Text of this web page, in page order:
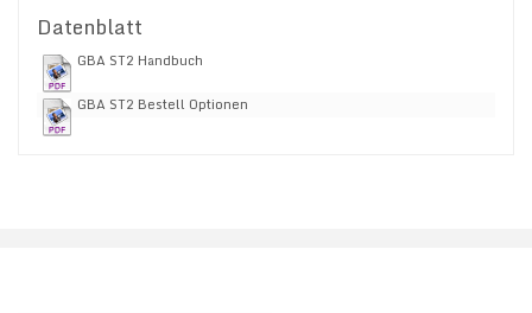
Datenblatt
GBA ST2 Handbuch
GBA ST2 Bestell Optionen